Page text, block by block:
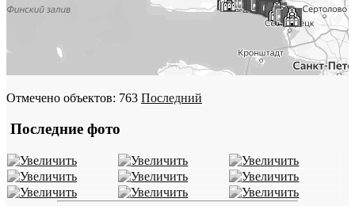
Отмечено объектов: 763 Последний
Последние фото